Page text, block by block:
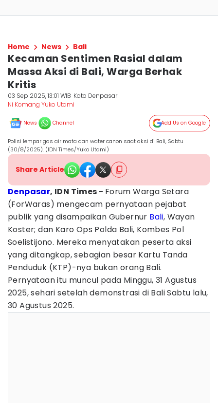
Home News Bali
Kecaman Sentimen Rasial dalam
Massa Aksi di Bali, Warga Berhak
Kritis
03 Sep 2025, 13:01 WIB Kota Denpasar
Ni Komang Yuko Utami
News Channel Add Us on Google
Polisi lempar gas air mata dan water canon saat aksi di Bali, Sabtu
(30/8/2025). (IDN Times/Yuko Utami)
Share Article
Denpasar, IDN Times - Forum Warga Setara
(ForWaras) mengecam pernyataan pejabat
publik yang disampaikan Gubernur Bali, Wayan
Koster; dan Karo Ops Polda Bali, Kombes Pol
Soelistijono. Mereka menyatakan peserta aksi
yang ditangkap, sebagian besar Kartu Tanda
Penduduk (KTP)-nya bukan orang Bali.
Pernyataan itu muncul pada Minggu, 31 Agustus
2025, sehari setelah demonstrasi di Bali Sabtu lalu,
30 Agustus 2025.